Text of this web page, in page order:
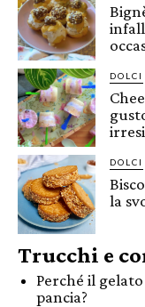
DOLCI
DOLCI
la
Trucchi e
Perché il
pancia?